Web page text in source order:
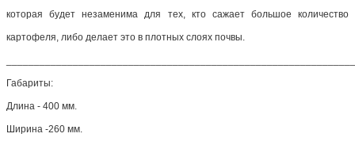
которая будет незаменима для тех, кто сажает большое количество
картофеля, либо делает это в плотных слоях почвы.
Габариты:
Длина - 400 мм.
Ширина -260 мм.